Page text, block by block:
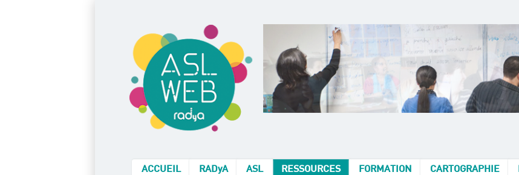
ACCUEIL RADyA ASL RESSOURCES FORMATION CARTOGRAPHIE